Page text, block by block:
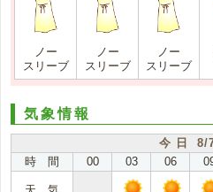
ノー
スリーブ
ノー
スリーブ
ノー
スリーブ
気象情報
今 日 8/
時 間
00 03 06